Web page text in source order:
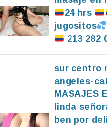
24 hrs
jugositos
213 282
sur centro
angeles-
MASAJES
linda
ben por